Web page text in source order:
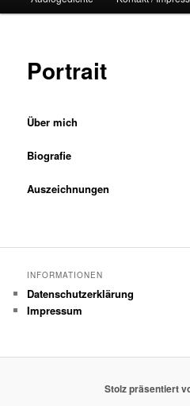
Portrait
Über mich
Biografie
Auszeichnungen
INFORMATIONEN
Datenschutzerklärung
Impressum
Stolz präsentiert